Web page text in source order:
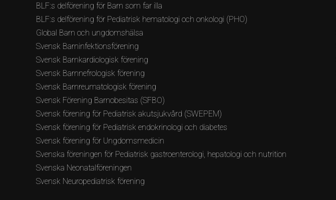
BLF:s delförening för Barn som far illa
BLF:s delförening för Pediatrisk hematologi och onkologi (PHO)
Global Barn och ungdomshälsa
Svensk Barninfektionsförening
Svensk Barnkardiologisk förening
Svensk Barnnefrologisk förening
Svensk Barnreumatologisk förening
Svensk Förening Barnobesitas (SFBO)
Svensk förening för Pediatrisk akutsjukvård (SWEPEM)
Svensk förening för Pediatrisk endokrinologi och diabetes
Svensk förening för Ungdomsmedicin
Svenska föreningen för Pediatrisk gastroenterologi, hepatologi och nutrition
Svenska Neonatalföreningen
Svensk Neuropediatrisk förening